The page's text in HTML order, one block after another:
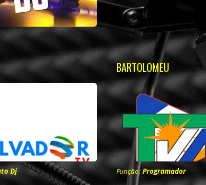
Dj
BARTOLOMEU
Função: Programador